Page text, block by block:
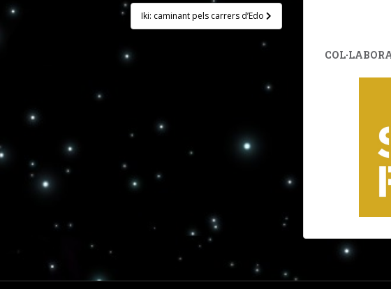
Iki: caminant pels carrers d’Edo